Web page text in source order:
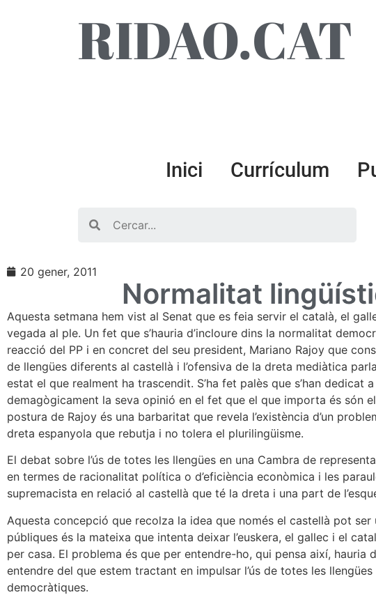
RIDAO.CAT
Inici Currículum
20 gener, 2011
Normalitat
Aquesta setmana hem vist al Senat que es feia servir el català, el
vegada al ple. Un fet que s’hauria d’incloure dins la normalitat
reacció del PP i en concret del seu president, Mariano Rajoy que
de llengües diferents al castellà i l’ofensiva de la dreta mediàtica
estat el que realment ha trascendit. S’ha fet palès que s’han dedicat
demagògicament la seva opinió en el fet que el que importa és són
postura de Rajoy és una barbaritat que revela l’existència d’un
dreta espanyola que rebutja i no tolera el plurilingüisme.
El debat sobre l’ús de totes les llengües en una Cambra de
en termes de racionalitat política o d’eficiència econòmica i les
supremacista en relació al castellà que té la dreta i una part de
Aquesta concepció que recolza la idea que només el castellà pot
públiques és la mateixa que intenta deixar l’euskera, el gallec i el
per casa. El problema és que per entendre-ho, qui pensa així, hauria
entendre del que estem tractant en impulsar l’ús de totes les
democràtiques.